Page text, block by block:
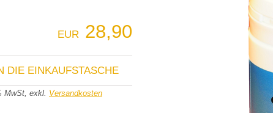
EUR 28,90
DIE EINKAUFSTASCHE
MwSt, exkl. Versandkosten